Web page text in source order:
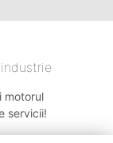
motorul
servicii!